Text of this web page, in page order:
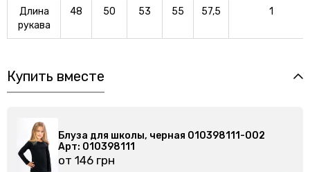
Длина
рукава
48 50 53 55 57,5 1
Купить вместе
Блуза для школы, черная 010398111-002
Арт: 010398111
от 146 грн